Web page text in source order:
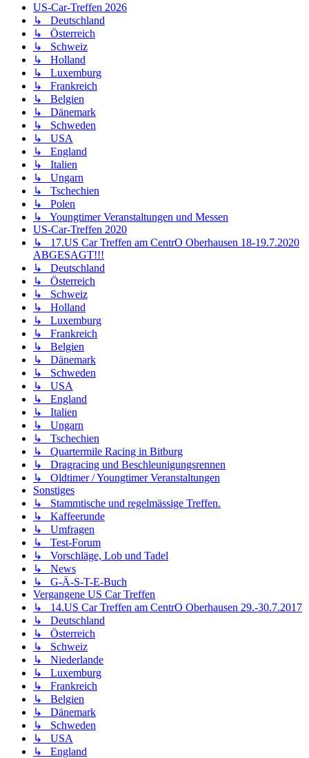
US-Car-Treffen 2026
↳ Deutschland
↳ Österreich
↳ Schweiz
↳ Holland
↳ Luxemburg
↳ Frankreich
↳ Belgien
↳ Dänemark
↳ Schweden
↳ USA
↳ England
↳ Italien
↳ Ungarn
↳ Tschechien
↳ Polen
↳ Youngtimer Veranstaltungen und Messen
US-Car-Treffen 2020
↳ 17.US Car Treffen am CentrO Oberhausen 18-19.7.2020
ABGESAGT!!!
↳ Deutschland
↳ Österreich
↳ Schweiz
↳ Holland
↳ Luxemburg
↳ Frankreich
↳ Belgien
↳ Dänemark
↳ Schweden
↳ USA
↳ England
↳ Italien
↳ Ungarn
↳ Tschechien
↳ Quartermile Racing in Bitburg
↳ Dragracing und Beschleunigungsrennen
↳ Oldtimer / Youngtimer Veranstaltungen
Sonstiges
↳ Stammtische und regelmässige Treffen.
↳ Kaffeerunde
↳ Umfragen
↳ Test-Forum
↳ Vorschläge, Lob und Tadel
↳ News
↳ G-Ä-S-T-E-Buch
Vergangene US Car Treffen
↳ 14.US Car Treffen am CentrO Oberhausen 29.-30.7.2017
↳ Deutschland
↳ Österreich
↳ Schweiz
↳ Niederlande
↳ Luxemburg
↳ Frankreich
↳ Belgien
↳ Dänemark
↳ Schweden
↳ USA
↳ England